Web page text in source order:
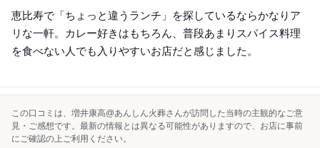
恵比寿で「ちょっと違うランチ」を探しているならかなりア
リな一軒。カレー好きはもちろん、普段あまりスパイス料理
を食べない人でも入りやすいお店だと感じました。
この口コミは、増井康高@あんしん火葬さんが訪問した当時の主観的なご意
見・ご感想です。最新の情報とは異なる可能性がありますので、お店に事前
にご確認の上ご利用ください。